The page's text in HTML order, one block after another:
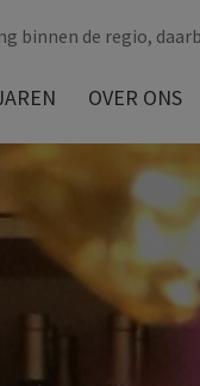
binnen de regio,
OVER ONS